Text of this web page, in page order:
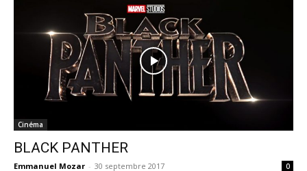
Cinéma
BLACK PANTHER
Emmanuel Mozar - 30 septembre 2017 0